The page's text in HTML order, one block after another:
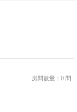
房間數量：0 間